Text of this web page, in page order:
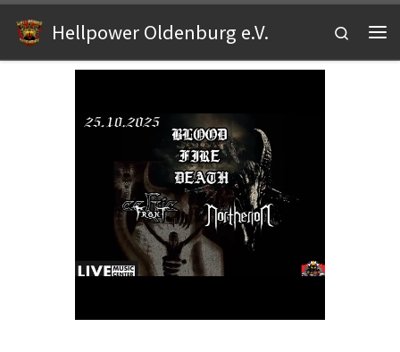
Zum Inhalt springen
Hellpower Oldenburg e.V.
Search